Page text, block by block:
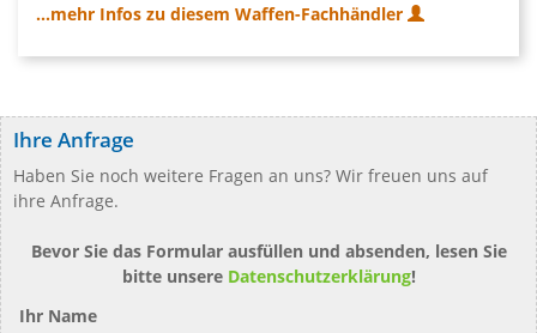
...mehr Infos zu diesem Waffen-Fachhändler
Ihre Anfrage
Haben Sie noch weitere Fragen an uns? Wir freuen uns auf
ihre Anfrage.
Bevor Sie das Formular ausfüllen und absenden, lesen Sie
bitte unsere Datenschutzerklärung!
Ihr Name